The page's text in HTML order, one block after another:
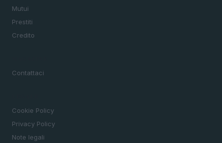
Mutui
Prestiti
Credito
Contattaci
Cookie Policy
Privacy Policy
Note legali